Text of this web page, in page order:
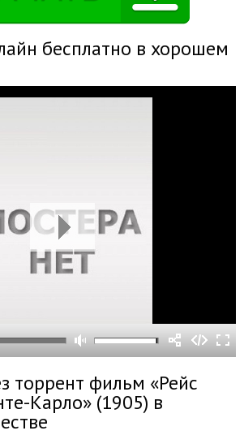
бесплатно в хорошем
торрент фильм «Рейс
Карло» (1905) в